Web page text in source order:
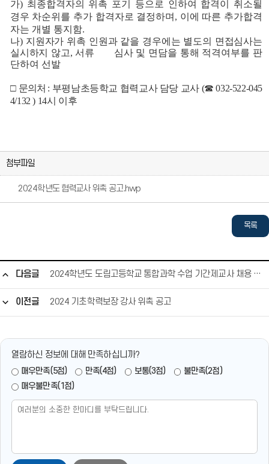
가) 최종합격자의 위촉 포기 등으로 인하여 합격이 취소될
경우 차순위를 추가 합격자로 결정하며 , 이에 따른 추가합격
자는 개별 통지함.
나) 지원자가 위촉 인원과 같을 경우에는 별도의 면접심사는
실시하지 않고, 서류
심사 및 면담을 통해 적격여부를 판
단하여 선발
□ 문의처 : 부평남초등학교 협력교사 담당 교사 (☎032-522-045
4/132 ) 14시 이후
첨부파일
2024학년도 협력교사 위촉 공고.hwp
0
년
도
협
교
공
0
2
4
년
도
협
교
목록
다음글 2024학년도 도림고등학교 통합과학 수업 기간제교사 채용 공고
이전글 2024 기초학력보장 강사 위촉 공고
열람하신 정보에 대해 만족하십니까?
매우만족(5점) 만족(4점) 보통(3점)
불만족(2점)
매우불만족(1점)